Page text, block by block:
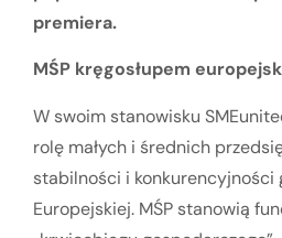
premiera.
MŚP kręgosłupem
W swoim stanowisku
rolę małych i średnich
stabilności i konkurencyjności
Europejskiej. MŚP stanowią